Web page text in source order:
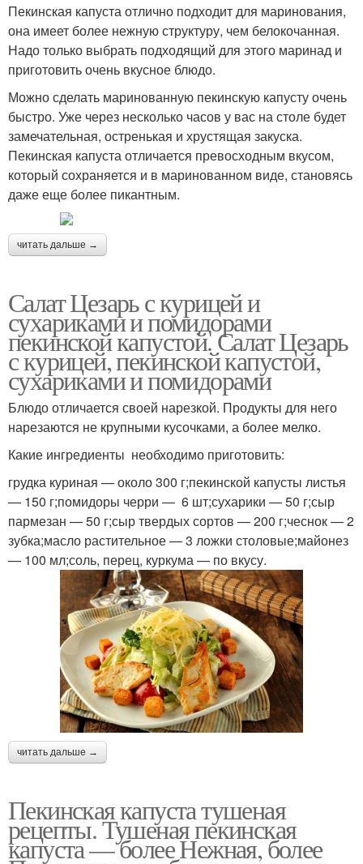
Пекинская капуста отлично подходит для маринования,
она имеет более нежную структуру, чем белокочанная.
Надо только выбрать подходящий для этого маринад и
приготовить очень вкусное блюдо.
Можно сделать маринованную пекинскую капусту очень
быстро. Уже через несколько часов у вас на столе будет
замечательная, остренькая и хрустящая закуска.
Пекинская капуста отличается превосходным вкусом,
который сохраняется и в маринованном виде, становясь
даже еще более пикантным.
читать дальше →
Салат Цезарь с курицей и
сухариками и помидорами
пекинской капустой. Салат Цезарь
с курицей, пекинской капустой,
сухариками и помидорами
Блюдо отличается своей нарезкой. Продукты для него
нарезаются не крупными кусочками, а более мелко.
Какие ингредиенты необходимо приготовить:
грудка куриная — около 300 г;пекинской капусты листья
— 150 г;помидоры черри — 6 шт;сухарики — 50 г;сыр
пармезан — 50 г;сыр твердых сортов — 200 г;чеснок — 2
зубка;масло растительное — 3 ложки столовые;майонез
— 100 мл;соль, перец, куркума — по вкусу.
читать дальше →
Пекинская капуста тушеная
рецепты. Тушеная пекинская
капуста — более Нежная, более